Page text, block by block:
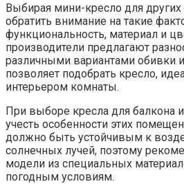
Выбирая мини-кресло для других
обратить внимание на такие
функциональность, материал и
производители предлагают
различными вариантами обивки и
позволяет подобрать кресло,
интерьером комнаты.
При выборе кресла для балкона
учесть особенности этих
должно быть устойчивым к
солнечных лучей, поэтому
модели из специальных
погодным условиям.